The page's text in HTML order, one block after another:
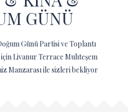
GÜNÜ
Günü Partisi ve Toplantı
Livanur Terrace Muhteşem
Manzarası ile sizleri bekliyor